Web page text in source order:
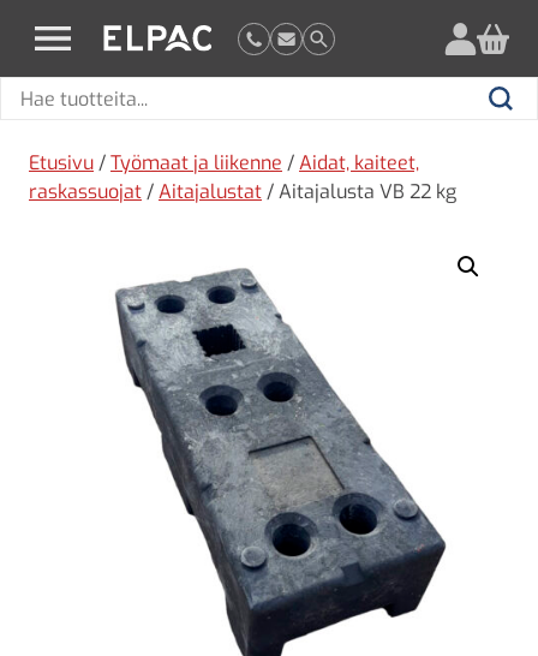
elpac.fi
Hae
Hae
Etusivu /Työmaat ja liikenne /Aidat, kaiteet,
raskassuojat /Aitajalustat / Aitajalusta VB 22 kg